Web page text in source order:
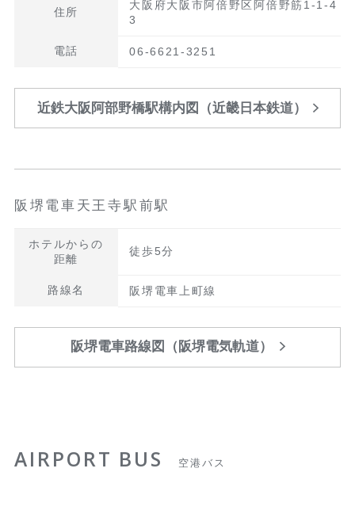
住所
大阪府大阪市阿倍野区阿倍野筋1-1-4
3
電話 06-6621-3251
近鉄大阪阿部野橋駅構内図（近畿日本鉄道）
阪堺電車天王寺駅前駅
ホテルからの
距離
徒歩5分
路線名 阪堺電車上町線
阪堺電車路線図（阪堺電気軌道）
AIRPORT BUS 空港バス